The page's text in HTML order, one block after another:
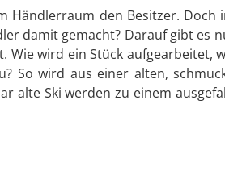
Händlerraum den Besitzer. Doch
damit gemacht? Darauf gibt es
Wie wird ein Stück aufgearbeitet,
So wird aus einer alten,
alte Ski werden zu einem